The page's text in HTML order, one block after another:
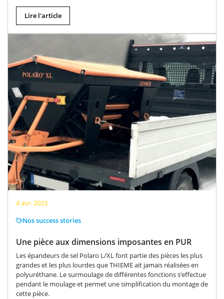
Lire l'article
Une pièce aux dimensions imposantes en PUR
4 avr. 2023
Nos success stories
Les épandeurs de sel Polaro L/XL font partie des pièces les plus
grandes et les plus lourdes que THIEME ait jamais réalisées en
polyuréthane. Le surmoulage de différentes fonctions s’effectue
pendant le moulage et permet une simplification du montage de
cette pièce.